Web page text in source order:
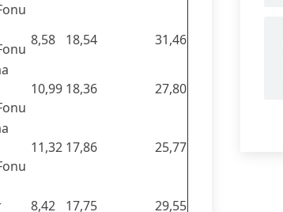
8,58 18,54 31,46
10,99 18,36 27,80
11,32 17,86 25,77
8,42 17,75 29,55